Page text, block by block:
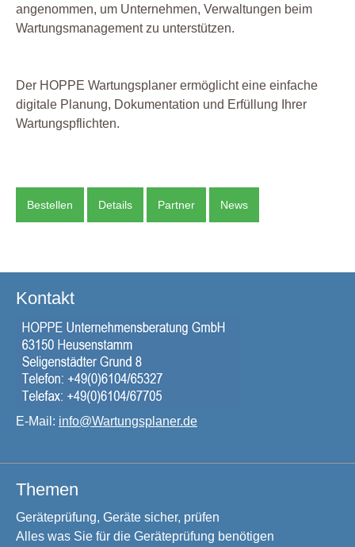
angenommen, um Unternehmen, Verwaltungen beim
Wartungsmanagement zu unterstützen.
Der HOPPE Wartungsplaner ermöglicht eine einfache
digitale Planung, Dokumentation und Erfüllung Ihrer
Wartungspflichten.
Bestellen Details Partner News
Kontakt
E-Mail: info@Wartungsplaner.de
Themen
Geräteprüfung, Geräte sicher, prüfen
Alles was Sie für die Geräteprüfung benötigen